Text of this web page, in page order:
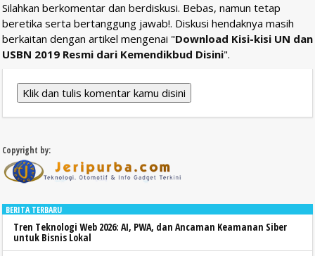
Silahkan berkomentar dan berdiskusi. Bebas, namun tetap
beretika serta bertanggung jawab!. Diskusi hendaknya masih
berkaitan dengan artikel mengenai "Download Kisi-kisi UN dan
USBN 2019 Resmi dari Kemendikbud Disini".
Klik dan tulis komentar kamu disini
Copyright by:
BERITA TERBARU
Tren Teknologi Web 2026: AI, PWA, dan Ancaman Keamanan Siber
untuk Bisnis Lokal